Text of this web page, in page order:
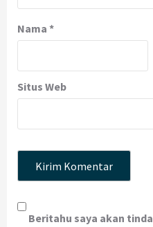
Nama *
Situs Web
Beritahu saya akan